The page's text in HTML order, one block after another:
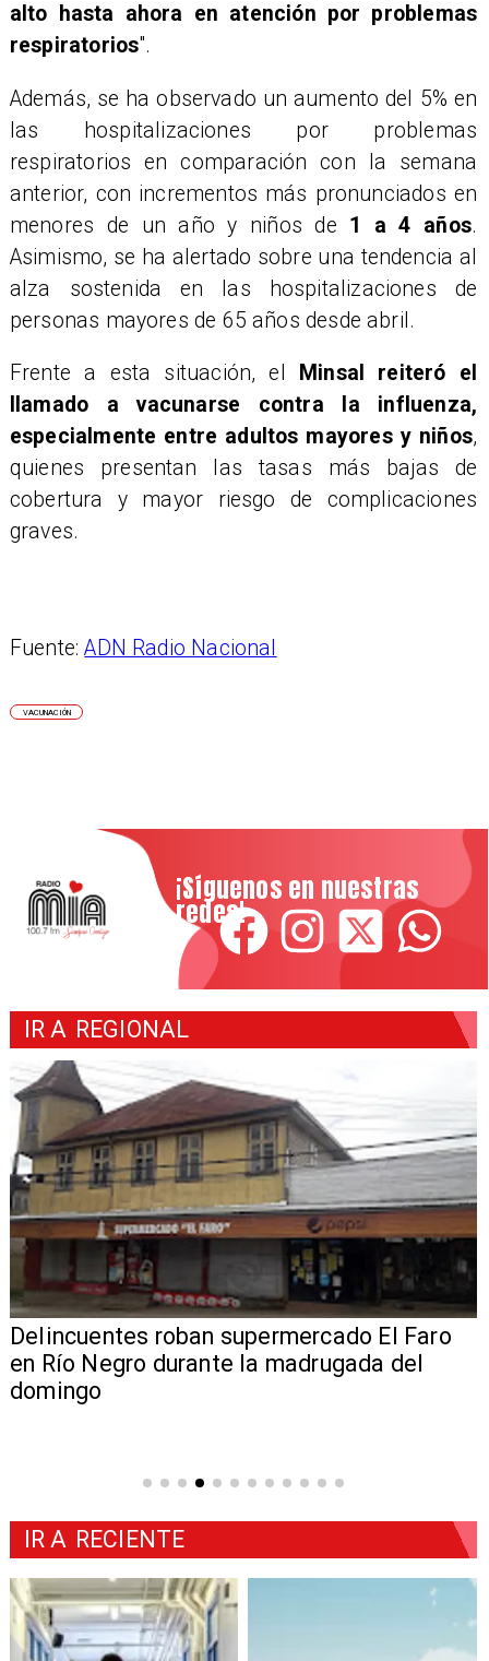
alto hasta ahora en atención por problemas
respiratorios".
Además, se ha observado un aumento del 5% en
las hospitalizaciones por problemas
respiratorios en comparación con la semana
anterior, con incrementos más pronunciados en
menores de un año y niños de 1 a 4 años.
Asimismo, se ha alertado sobre una tendencia al
alza sostenida en las hospitalizaciones de
personas mayores de 65 años desde abril.
Frente a esta situación, el
Minsal reiteró el
llamado a vacunarse contra la influenza,
especialmente entre adultos mayores y niños,
quienes presentan las tasas más bajas de
cobertura y mayor riesgo de complicaciones
graves.
Fuente:ADN Radio Nacional
VACUNACIÓN
¡Síguenos en nuestras
redes!
IR A REGIONAL
Delincuentes roban supermercado El Faro
en Río Negro durante la madrugada del
domingo
IR A RECIENTE